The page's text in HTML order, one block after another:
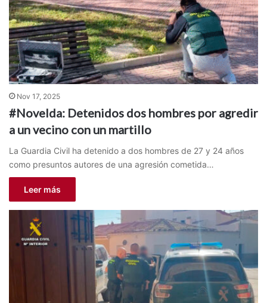
Nov 17, 2025
#Novelda: Detenidos dos hombres por agredir
a un vecino con un martillo
La Guardia Civil ha detenido a dos hombres de 27 y 24 años
como presuntos autores de una agresión cometida…
Leer más